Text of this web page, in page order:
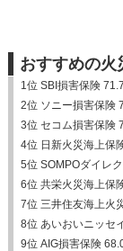
おすすめの火
1位 SBI損害保険
2位 ソニー損害保険
3位 セコム損害保険
4位 日新火災海上保
5位 SOMPOダイレ
6位 共栄火災海上保
7位 三井住友海上火
8位 あいおいニッセ
9位 AIG損害保険